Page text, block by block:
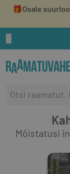
🎁Osale
Mõistatusi